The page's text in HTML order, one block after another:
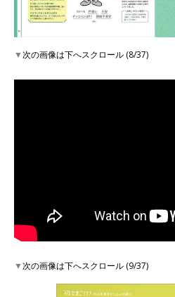
▼次の画像は下へスクロール (8/37)
▼次の画像は下へスクロール (9/37)